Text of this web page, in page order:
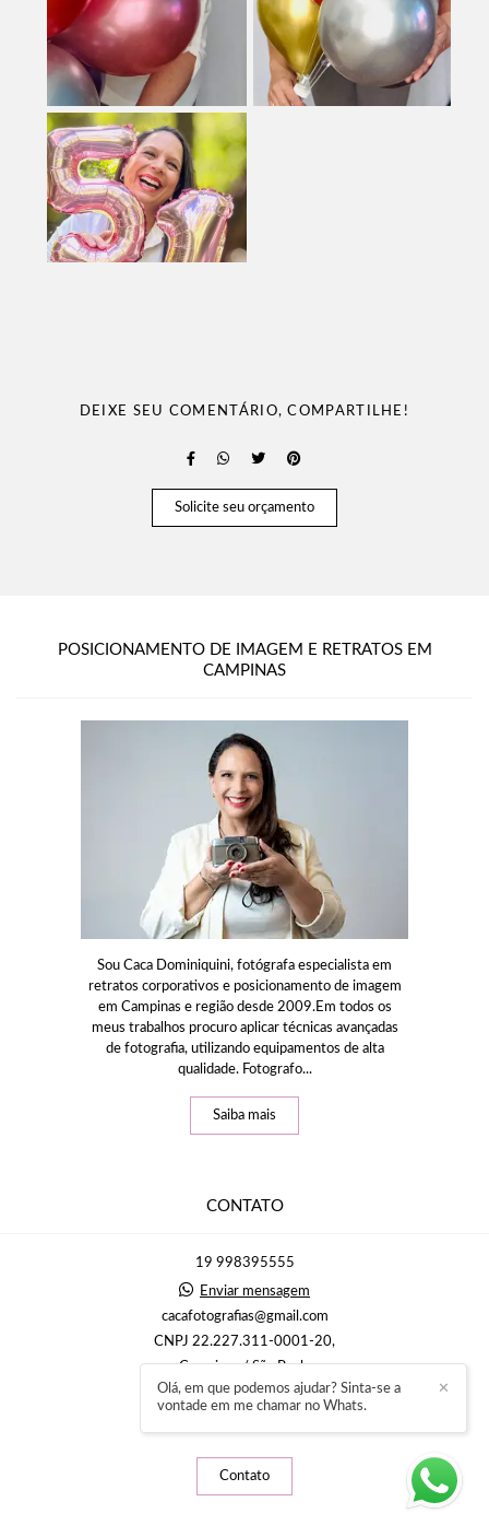
DEIXE SEU COMENTÁRIO, COMPARTILHE!
Solicite seu orçamento
POSICIONAMENTO DE IMAGEM E RETRATOS EM
CAMPINAS
Sou Caca Dominiquini, fotógrafa especialista em
retratos corporativos e posicionamento de imagem
em Campinas e região desde 2009.Em todos os
meus trabalhos procuro aplicar técnicas avançadas
de fotografia, utilizando equipamentos de alta
qualidade. Fotografo...
Saiba mais
CONTATO
19 998395555
Enviar mensagem
cacafotografias@gmail.com
CNPJ 22.227.311-0001-20,
Campinas / São Paulo
Contato
✕
Olá, em que podemos ajudar? Sinta-se a
vontade em me chamar no Whats.